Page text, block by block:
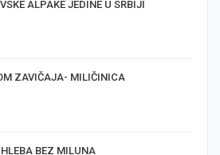
ALPAKE JEDINE U SRBIJI
ZAVIČAJA- MILIČINICA
BEZ MILUNA